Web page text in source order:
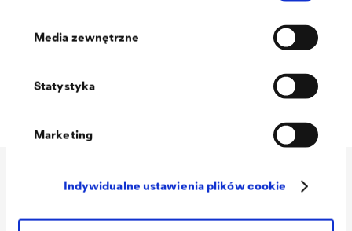
Media zewnętrzne
Statystyka
Marketing
Indywidualne ustawienia plików cookie
Lepkość: ok. 100 sekund Kubek DIN 4 mm
gotowy do użycia
Dane techniczne